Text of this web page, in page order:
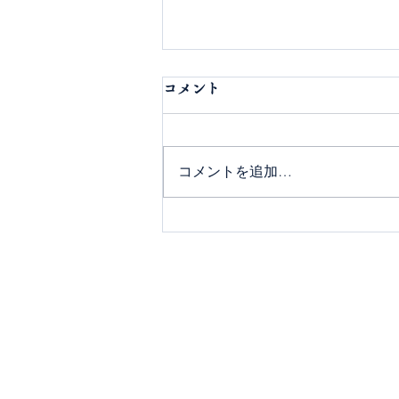
日本テレビ『メシドラ～兼近
コメント
コメントを追加…